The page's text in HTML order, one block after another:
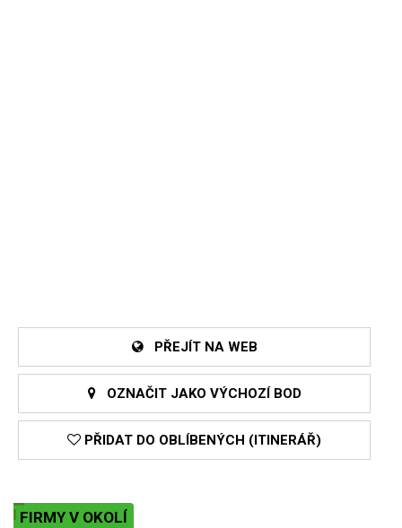
PŘEJÍT NA WEB
OZNAČIT JAKO VÝCHOZÍ BOD
PŘIDAT DO OBLÍBENÝCH (ITINERÁŘ)
FIRMY V OKOLÍ